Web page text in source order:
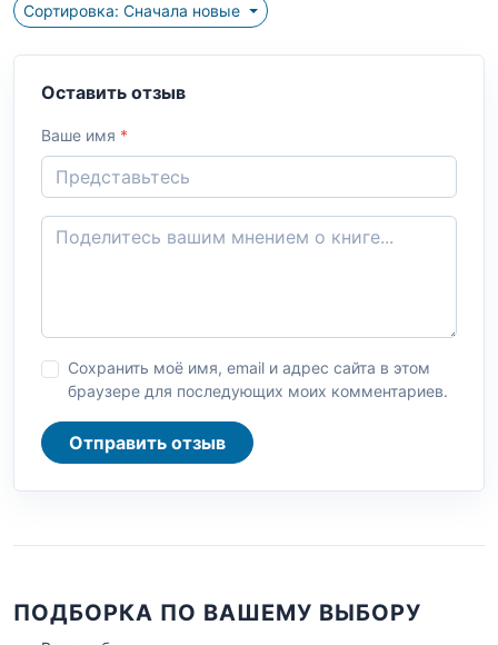
Сортировка: Сначала новые
Оставить отзыв
Ваше имя *
Сохранить моё имя, email и адрес сайта в этом
браузере для последующих моих комментариев.
Отправить отзыв
ПОДБОРКА ПО ВАШЕМУ ВЫБОРУ